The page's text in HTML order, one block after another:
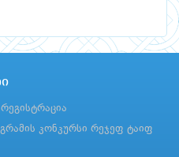
კონკურსი რეჯეფ ტაიფ